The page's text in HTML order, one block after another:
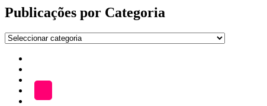
publicações
Publicações por Categoria
Publicações
Categoria
ADOÇÃO
LOJA